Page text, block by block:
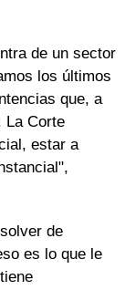
de un sector
los últimos
que, a
La Corte
estar a
de
es lo que le